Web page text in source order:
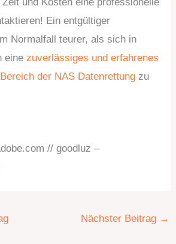
Ein entgültiger
Normalfall teurer, als sich in
eine zuverlässiges und erfahrenes
der NAS Datenrettung zu
// goodluz –
Nächster Beitrag →